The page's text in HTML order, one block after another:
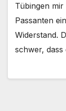
Tübingen
Passanten
Widerstand.
schwer,